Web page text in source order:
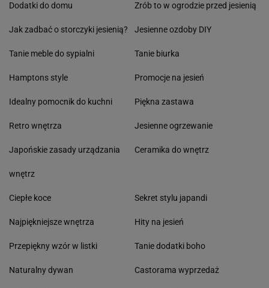
Dodatki do domu
Jak zadbać o storczyki jesienią?
Tanie meble do sypialni
Hamptons style
Idealny pomocnik do kuchni
Retro wnętrza
Japońskie zasady urządzania
wnętrz
Zrób to w ogrodzie przed jesienią
Jesienne ozdoby DIY
Tanie biurka
Promocje na jesień
Piękna zastawa
Jesienne ogrzewanie
Ceramika do wnętrz
Ciepłe koce
Najpiękniejsze wnętrza
Przepiękny wzór w listki
Naturalny dywan
Sekret stylu japandi
Hity na jesień
Tanie dodatki boho
Castorama wyprzedaż